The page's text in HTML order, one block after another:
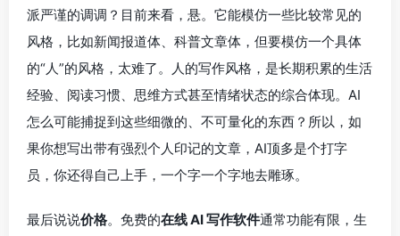
派严谨的调调？目前来看，悬。它能模仿一些比较常见的
风格，比如新闻报道体、科普文章体，但要模仿一个具体
的“人”的风格，太难了。人的写作风格，是长期积累的生活
经验、阅读习惯、思维方式甚至情绪状态的综合体现。AI
怎么可能捕捉到这些细微的、不可量化的东西？所以，如
果你想写出带有强烈个人印记的文章，AI顶多是个打字
员，你还得自己上手，一个字一个字地去雕琢。
最后说说价格。免费的在线 AI 写作软件通常功能有限，生